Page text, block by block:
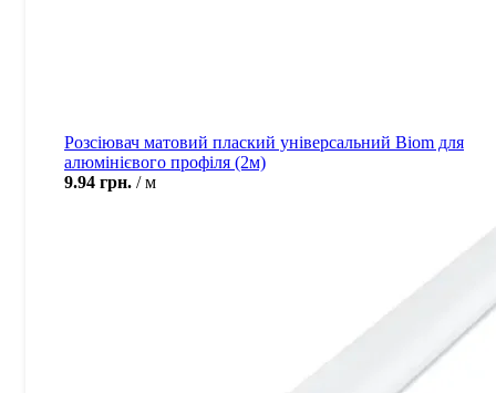
Розсіювач матовий плаский універсальний Biom для
алюмінієвого профіля (2м)
9.94 грн. м